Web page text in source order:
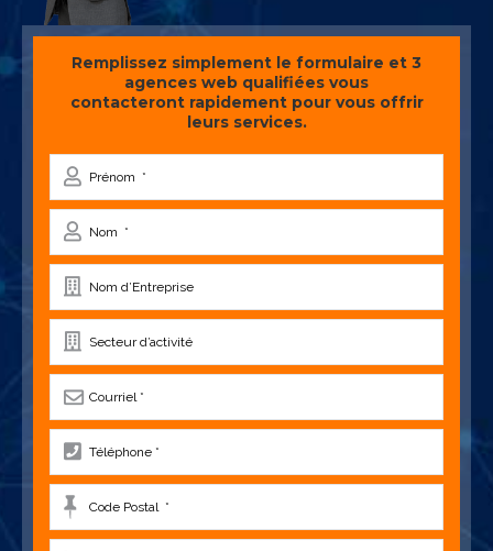
Remplissez simplement le formulaire et 3
agences web qualifiées vous
contacteront rapidement pour vous offrir
leurs services.